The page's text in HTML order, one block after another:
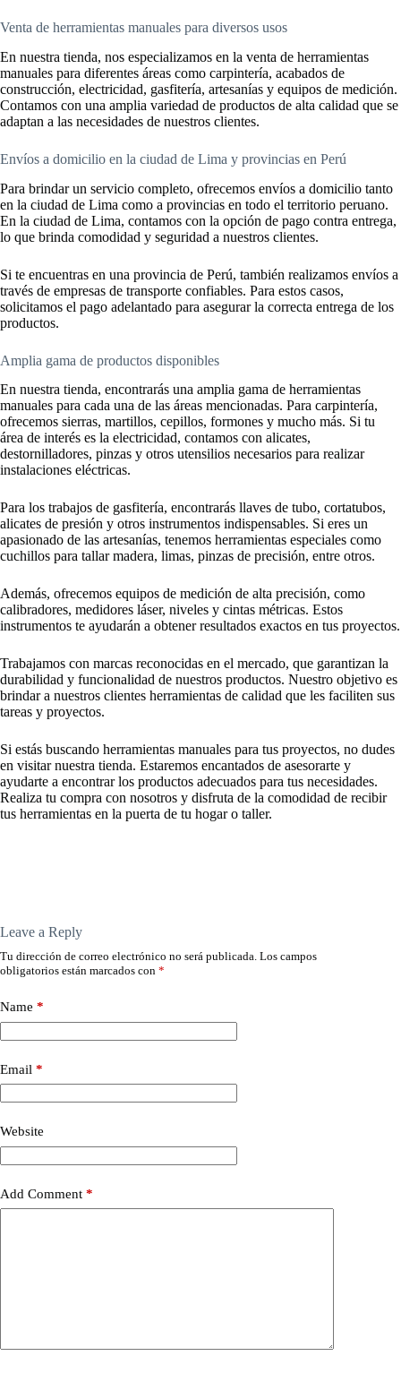
Venta de herramientas manuales para diversos usos
En nuestra tienda, nos especializamos en la venta de herramientas
manuales para diferentes áreas como carpintería, acabados de
construcción, electricidad, gasfitería, artesanías y equipos de medición.
Contamos con una amplia variedad de productos de alta calidad que se
adaptan a las necesidades de nuestros clientes.
Envíos a domicilio en la ciudad de Lima y provincias en Perú
Para brindar un servicio completo, ofrecemos envíos a domicilio tanto
en la ciudad de Lima como a provincias en todo el territorio peruano.
En la ciudad de Lima, contamos con la opción de pago contra entrega,
lo que brinda comodidad y seguridad a nuestros clientes.
Si te encuentras en una provincia de Perú, también realizamos envíos a
través de empresas de transporte confiables. Para estos casos,
solicitamos el pago adelantado para asegurar la correcta entrega de los
productos.
Amplia gama de productos disponibles
En nuestra tienda, encontrarás una amplia gama de herramientas
manuales para cada una de las áreas mencionadas. Para carpintería,
ofrecemos sierras, martillos, cepillos, formones y mucho más. Si tu
área de interés es la electricidad, contamos con alicates,
destornilladores, pinzas y otros utensilios necesarios para realizar
instalaciones eléctricas.
Para los trabajos de gasfitería, encontrarás llaves de tubo, cortatubos,
alicates de presión y otros instrumentos indispensables. Si eres un
apasionado de las artesanías, tenemos herramientas especiales como
cuchillos para tallar madera, limas, pinzas de precisión, entre otros.
Además, ofrecemos equipos de medición de alta precisión, como
calibradores, medidores láser, niveles y cintas métricas. Estos
instrumentos te ayudarán a obtener resultados exactos en tus proyectos.
Trabajamos con marcas reconocidas en el mercado, que garantizan la
durabilidad y funcionalidad de nuestros productos. Nuestro objetivo es
brindar a nuestros clientes herramientas de calidad que les faciliten sus
tareas y proyectos.
Si estás buscando herramientas manuales para tus proyectos, no dudes
en visitar nuestra tienda. Estaremos encantados de asesorarte y
ayudarte a encontrar los productos adecuados para tus necesidades.
Realiza tu compra con nosotros y disfruta de la comodidad de recibir
tus herramientas en la puerta de tu hogar o taller.
Leave a Reply
Tu dirección de correo electrónico no será publicada. Los campos
obligatorios están marcados con *
Name *
Email *
Website
Add Comment *